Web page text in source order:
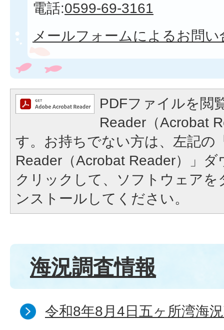
電話:0599-69-3161
メールフォームによるお問い
PDFファイルを閲
Reader（Acrobat
す。お持ちでない方は、左記の
Reader（Acrobat Reader）」
クリックして、ソフトウェア
ンストールしてください。
海況調査情報
令和8年8月4日五ヶ所湾海